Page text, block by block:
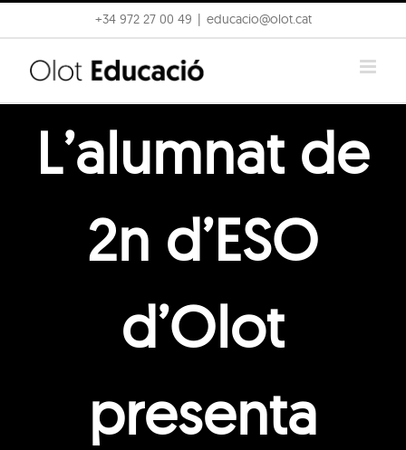
to
content
+34 972 27 00 49 educacio@olot.cat
L’alumnat de
2n d’ESO
d’Olot
presenta